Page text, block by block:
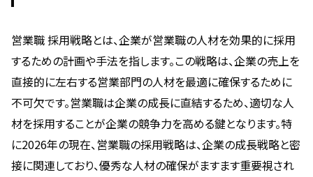
営業職 採用戦略とは、企業が営業職の人材を効果的に採用
するための計画や手法を指します。この戦略は、企業の売上を
直接的に左右する営業部門の人材を最適に確保するために
不可欠です。営業職は企業の成長に直結するため、適切な人
材を採用することが企業の競争力を高める鍵となります。特
に2026年の現在、営業職の採用戦略は、企業の成長戦略と密
接に関連しており、優秀な人材の確保がますます重要視され